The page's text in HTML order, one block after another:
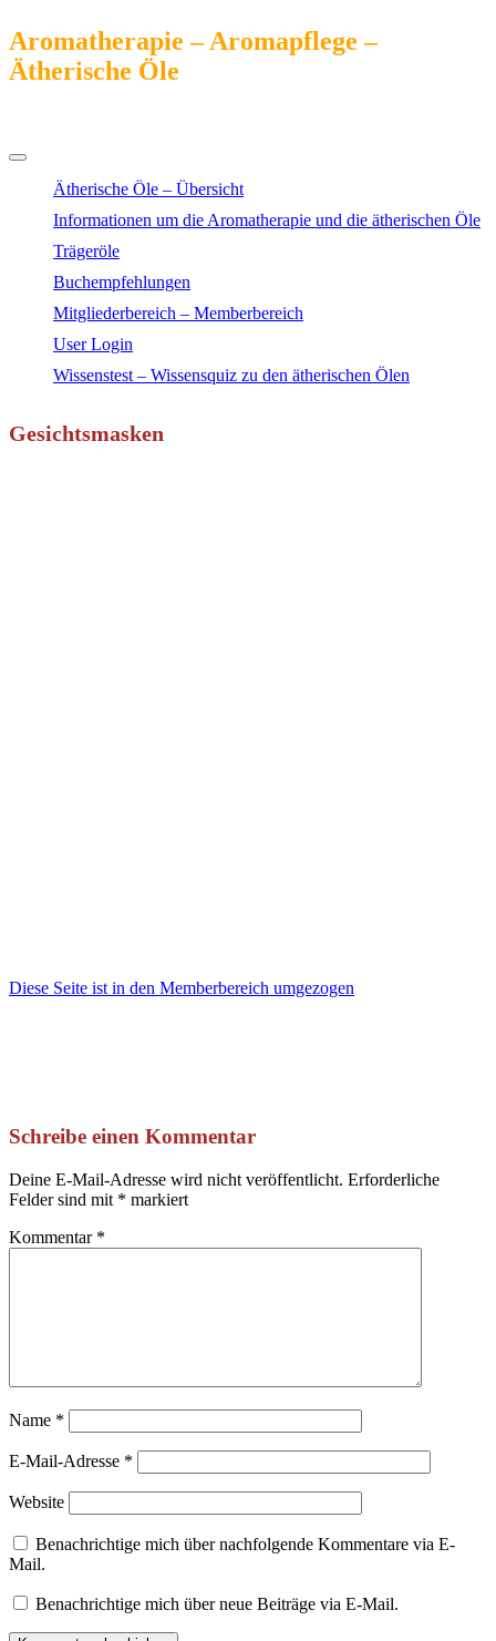
Aromatherapie – Aromapflege –
Ätherische Öle
Ätherische Öle – Übersicht
Informationen um die Aromatherapie und die ätherischen Öle
Trägeröle
Buchempfehlungen
Mitgliederbereich – Memberbereich
User Login
Wissenstest – Wissensquiz zu den ätherischen Ölen
Gesichtsmasken
Diese Seite ist in den Memberbereich umgezogen
Schreibe einen Kommentar
Deine E-Mail-Adresse wird nicht veröffentlicht. Erforderliche
Felder sind mit * markiert
Kommentar *
Name *
E-Mail-Adresse *
Website
Benachrichtige mich über nachfolgende Kommentare via E-
Mail.
Benachrichtige mich über neue Beiträge via E-Mail.